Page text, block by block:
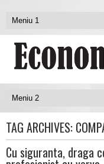
TAG ARCHIVES:
Cu siguranta, draga